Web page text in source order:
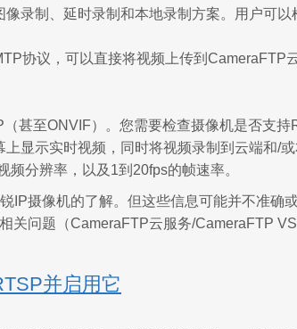
录制、延时录制和本地录制方案。用户可以
协议，可以直接将视频上传到CameraFTP
甚至ONVIF）。您需要检查摄像机是否支
显示实时视频，同时将视频录制到云端和/
分辨率，以及1到20fps的帧速率。
IP摄像机的了解。但这些信息可能并不准确
关问题（CameraFTP云服务/CameraFTP
并启用它